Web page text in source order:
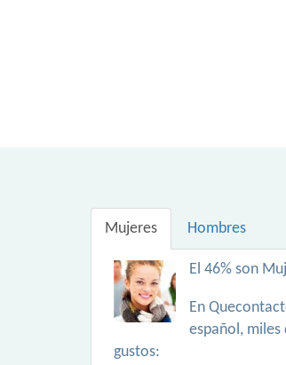
Mujeres Hombres
El 46% son
En
español,
gustos: